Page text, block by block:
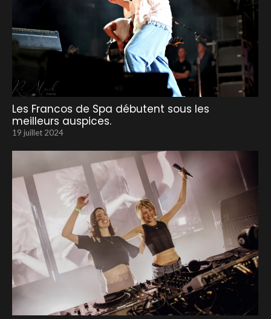
Les Francos de Spa débutent sous les
meilleurs auspices.
19 juillet 2024